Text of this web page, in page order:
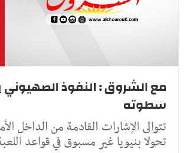
مع الشروق : النفوذ
سطوته
تتوالى الإشارات القادمة من الداخل
تحولا بنيويا غير مسبوق في قواعد